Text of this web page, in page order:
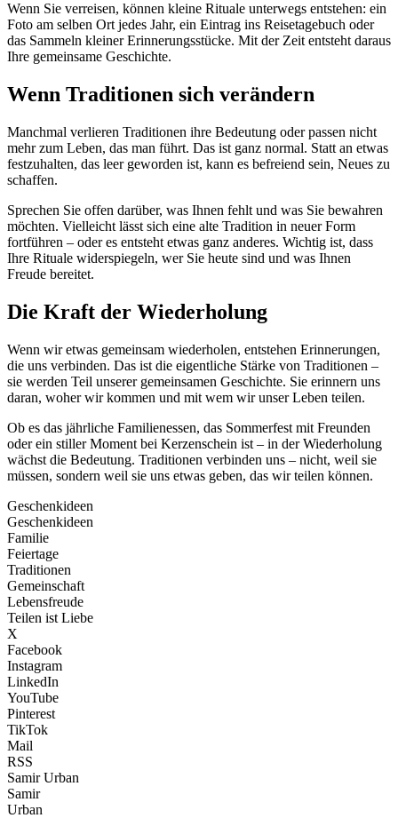
Wenn Sie verreisen, können kleine Rituale unterwegs entstehen: ein
Foto am selben Ort jedes Jahr, ein Eintrag ins Reisetagebuch oder
das Sammeln kleiner Erinnerungsstücke. Mit der Zeit entsteht daraus
Ihre gemeinsame Geschichte.
Wenn Traditionen sich verändern
Manchmal verlieren Traditionen ihre Bedeutung oder passen nicht
mehr zum Leben, das man führt. Das ist ganz normal. Statt an etwas
festzuhalten, das leer geworden ist, kann es befreiend sein, Neues zu
schaffen.
Sprechen Sie offen darüber, was Ihnen fehlt und was Sie bewahren
möchten. Vielleicht lässt sich eine alte Tradition in neuer Form
fortführen – oder es entsteht etwas ganz anderes. Wichtig ist, dass
Ihre Rituale widerspiegeln, wer Sie heute sind und was Ihnen
Freude bereitet.
Die Kraft der Wiederholung
Wenn wir etwas gemeinsam wiederholen, entstehen Erinnerungen,
die uns verbinden. Das ist die eigentliche Stärke von Traditionen –
sie werden Teil unserer gemeinsamen Geschichte. Sie erinnern uns
daran, woher wir kommen und mit wem wir unser Leben teilen.
Ob es das jährliche Familienessen, das Sommerfest mit Freunden
oder ein stiller Moment bei Kerzenschein ist – in der Wiederholung
wächst die Bedeutung. Traditionen verbinden uns – nicht, weil sie
müssen, sondern weil sie uns etwas geben, das wir teilen können.
Geschenkideen
Geschenkideen
Familie
Feiertage
Traditionen
Gemeinschaft
Lebensfreude
Teilen ist Liebe
X
Facebook
Instagram
LinkedIn
YouTube
Pinterest
TikTok
Mail
RSS
Samir Urban
Samir
Urban